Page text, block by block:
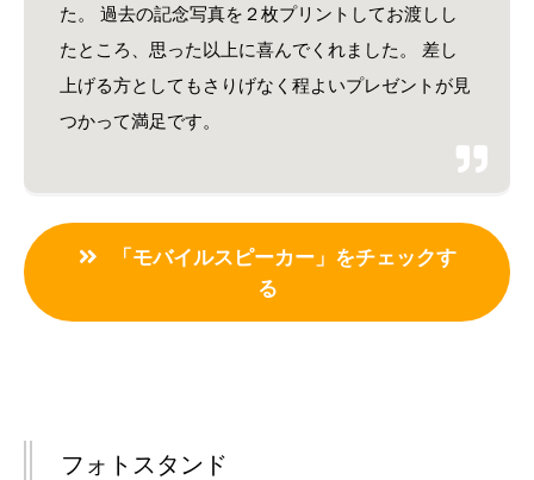
た。 過去の記念写真を２枚プリントしてお渡しし
たところ、思った以上に喜んでくれました。 差し
上げる方としてもさりげなく程よいプレゼントが見
つかって満足です。
「モバイルスピーカー」をチェックす
る
フォトスタンド